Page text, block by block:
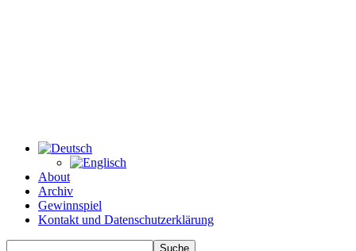
About
Archiv
Gewinnspiel
Kontakt und Datenschutzerklärung